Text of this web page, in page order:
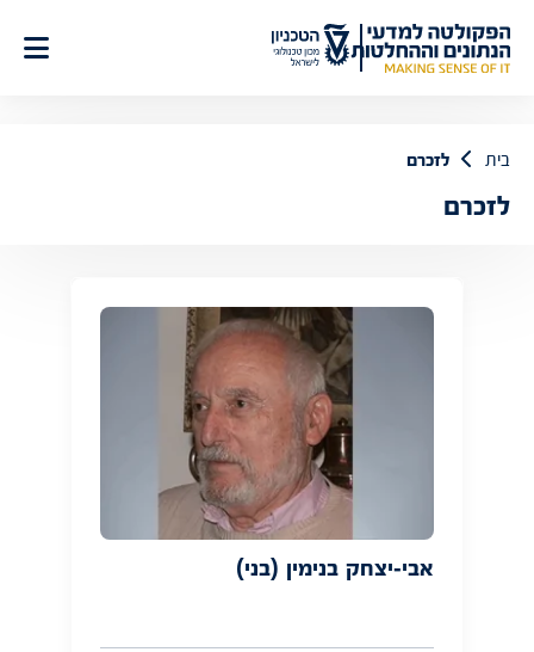
לתוכן
בית לזכרם
לזכרם
אבי-יצחק בנימין (בני)